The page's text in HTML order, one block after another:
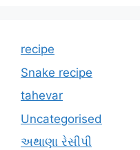
recipe
Snake recipe
tahevar
Uncategorised
અથાણા રેસીપી